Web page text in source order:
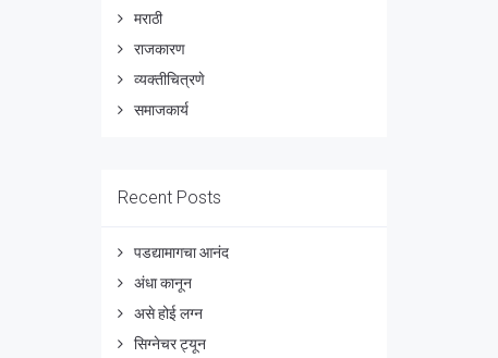
मराठी
राजकारण
व्यक्तीचित्रणे
समाजकार्य
Recent Posts
पडद्यामागचा आनंद
अंधा कानून
असे होई लग्न
सिग्नेचर ट्यून